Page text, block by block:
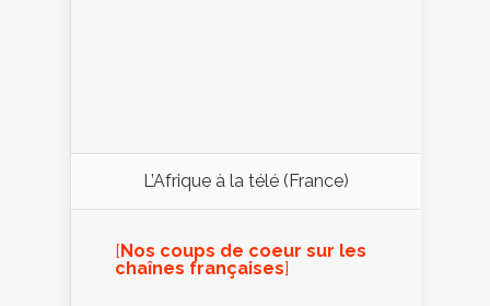
L’Afrique à la télé (France)
[ Nos coups de coeur sur les
chaînes françaises]